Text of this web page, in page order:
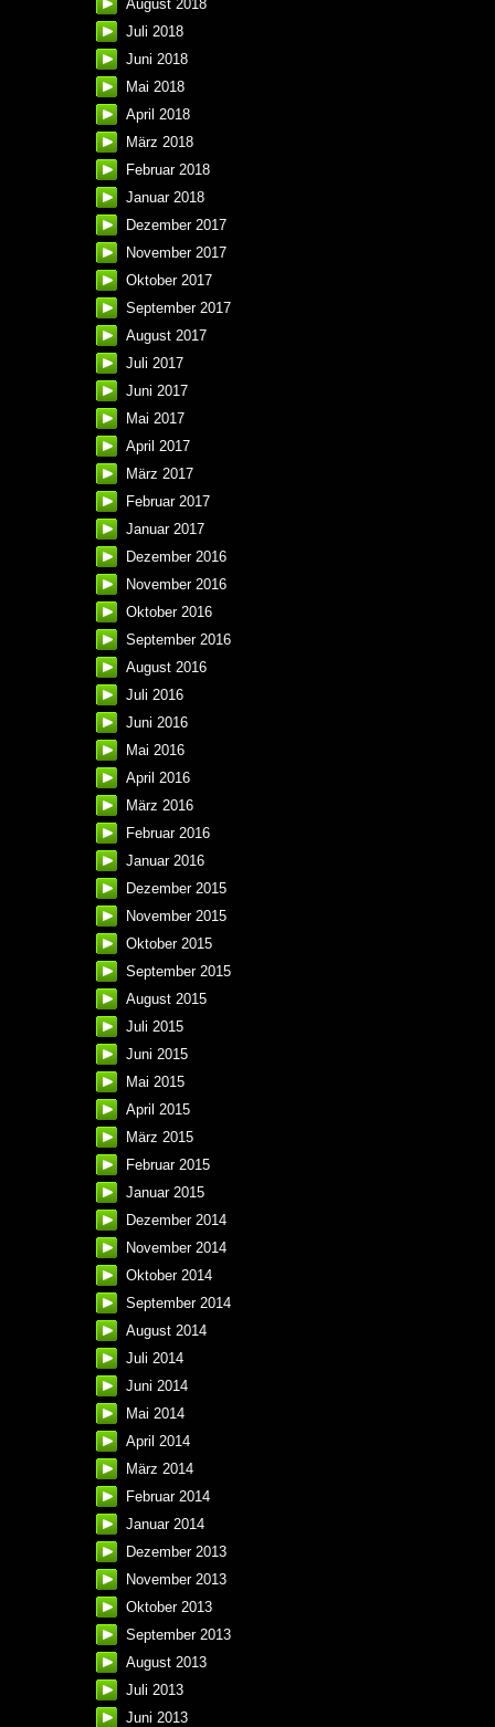
August 2018
Juli 2018
Juni 2018
Mai 2018
April 2018
März 2018
Februar 2018
Januar 2018
Dezember 2017
November 2017
Oktober 2017
September 2017
August 2017
Juli 2017
Juni 2017
Mai 2017
April 2017
März 2017
Februar 2017
Januar 2017
Dezember 2016
November 2016
Oktober 2016
September 2016
August 2016
Juli 2016
Juni 2016
Mai 2016
April 2016
März 2016
Februar 2016
Januar 2016
Dezember 2015
November 2015
Oktober 2015
September 2015
August 2015
Juli 2015
Juni 2015
Mai 2015
April 2015
März 2015
Februar 2015
Januar 2015
Dezember 2014
November 2014
Oktober 2014
September 2014
August 2014
Juli 2014
Juni 2014
Mai 2014
April 2014
März 2014
Februar 2014
Januar 2014
Dezember 2013
November 2013
Oktober 2013
September 2013
August 2013
Juli 2013
Juni 2013